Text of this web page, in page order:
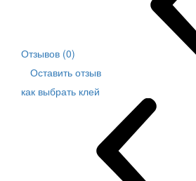
Отзывов (0)
Оставить отзыв
как выбрать клей